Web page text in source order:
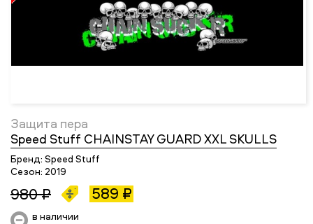
Защита пера
Speed Stuff CHAINSTAY GUARD XXL SKULLS
Бренд: Speed Stuff
Сезон: 2019
980 ₽ 589 ₽
в наличии